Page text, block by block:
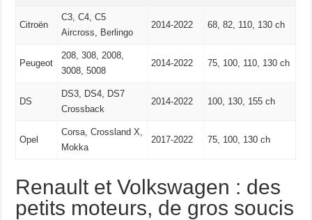
Citroën
C3, C4, C5
Aircross, Berlingo
2014-2022 68, 82, 110, 130 ch
Peugeot
208, 308, 2008,
3008, 5008
2014-2022 75, 100, 110, 130 ch
DS
DS3, DS4, DS7
Crossback
2014-2022 100, 130, 155 ch
Opel
Corsa, Crossland X,
Mokka
2017-2022 75, 100, 130 ch
Renault et Volkswagen : des
petits moteurs, de gros soucis